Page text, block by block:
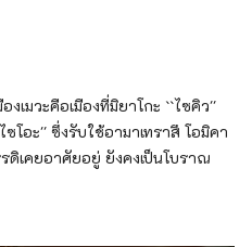
งเมวะคือเมืองที่มิยาโกะ ``ไซคิว''
โอะ'' ซึ่งรับใช้อามาเทราสึ โอมิคา
เคยอาศัยอยู่ ยังคงเป็นโบราณ